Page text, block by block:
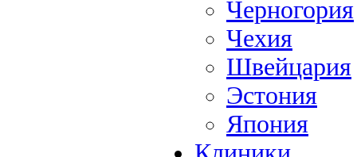
Черногория
Чехия
Швейцария
Эстония
Япония